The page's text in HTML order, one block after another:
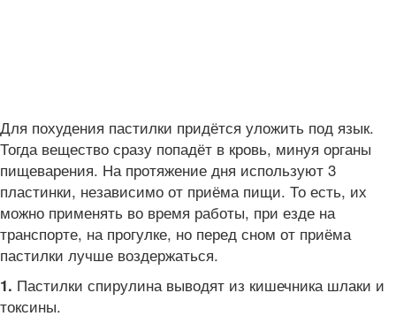
Для похудения пастилки придётся уложить под язык.
Тогда вещество сразу попадёт в кровь, минуя органы
пищеварения. На протяжение дня используют 3
пластинки, независимо от приёма пищи. То есть, их
можно применять во время работы, при езде на
транспорте, на прогулке, но перед сном от приёма
пастилки лучше воздержаться.
1. Пастилки спирулина выводят из кишечника шлаки и
токсины.